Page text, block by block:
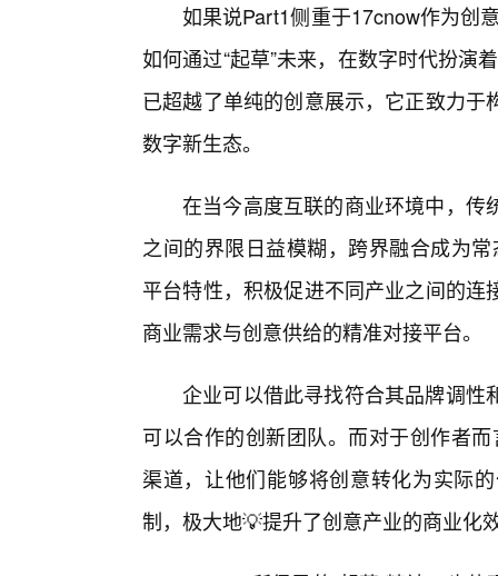
如果说Part1侧重于17cnow作为创
如何通过“起草”未来，在数字时代扮演
已超越了单纯的创意展示，它正致力
数字新生态。
在当今高度互联的商业环境中，传
之间的界限日益模糊，跨界融合成为
平台特性，积极促进不同产业之间的
商业需求与创意供给的精准对接平台。
企业可以借此寻找符合其品牌调
可以合作的创新团队。而对于创作者
渠道，让他们能够将创意转化为实际
制，极大地💡提升了创意产业的商业化